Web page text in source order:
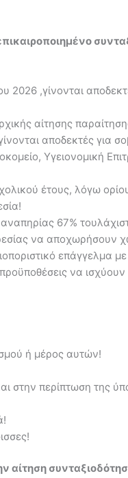
2026 ,γίνονται
αίτησης
αποδεκτές για
Υγειονομική
έτους, λόγω
67%
να αποχωρήσουν
επάγγελμα
να ισχύουν
ή μέρος αυτών!
στην περίπτωση της
αίτηση